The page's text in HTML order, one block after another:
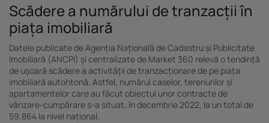
Scădere a numărului de tranzacții în
piața imobiliară
Datele publicate de Agenția Națională de Cadastru și Publicitate
Imobiliară (ANCPI) și centralizate de Market 360 relevă o tendință
de ușoară scădere a activității de tranzacționare de pe piața
imobiliară autohtonă. Astfel, numărul caselor, terenurilor și
apartamentelor care au făcut obiectul unor contracte de
vânzare-cumpărare s-a situat, în decembrie 2022, la un total de
59.864 la nivel național.